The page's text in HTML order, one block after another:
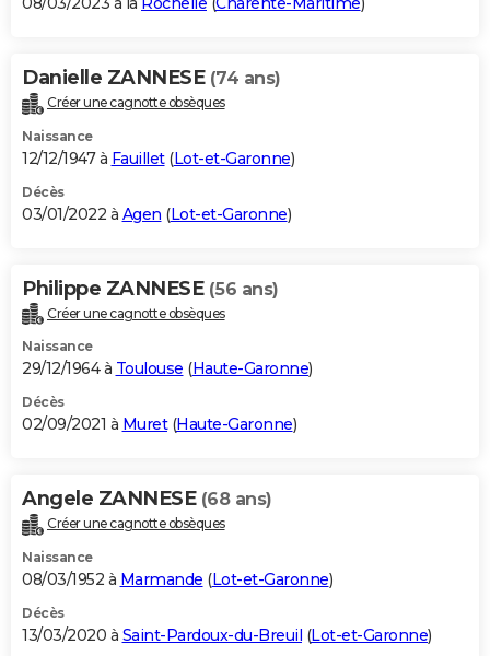
Danielle ZANNESE (74 ans)
Créer une cagnotte obsèques
Naissance
12/12/1947 à Fauillet(Lot-et-Garonne)
Décès
03/01/2022 à Agen (Lot-et-Garonne)
Philippe ZANNESE (56 ans)
Créer une cagnotte obsèques
Naissance
29/12/1964 à Toulouse (Haute-Garonne)
Décès
02/09/2021 à Muret(Haute-Garonne)
Angele ZANNESE (68 ans)
Créer une cagnotte obsèques
Naissance
08/03/1952 à Marmande (Lot-et-Garonne)
Décès
13/03/2020 à Saint-Pardoux-du-Breuil (Lot-et-Garonne)